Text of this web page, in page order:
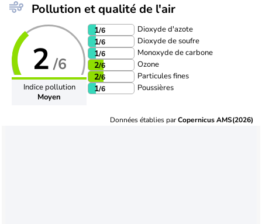
Pollution et qualité de l'air
2 /6
Indice pollution
Moyen
1/6 Dioxyde d'azote
1/6 Dioxyde de soufre
1/6 Monoxyde de carbone
2/6 Ozone
2/6 Particules fines
1/6 Poussières
Données établies parCopernicus AMS(2026)